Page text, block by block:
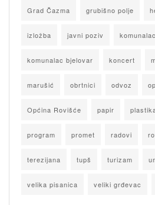
Grad Čazma grubišno polje
izložba javni poziv komunalac
komunalac bjelovar koncert
marušić obrtnici odvoz
Općina Rovišće papir
program promet radovi
terezijana tupš turizam
velika pisanica veliki grđevac